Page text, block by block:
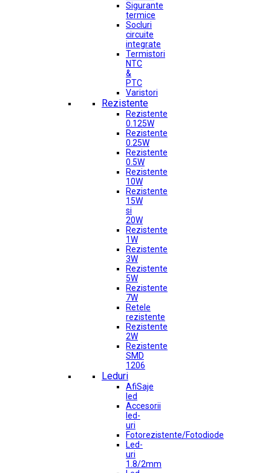
Sigurante
termice
Socluri
circuite
integrate
Termistori
NTC
&
PTC
Varistori
Rezistente
Rezistente
0.125W
Rezistente
0.25W
Rezistente
0.5W
Rezistente
10W
Rezistente
15W
si
20W
Rezistente
1W
Rezistente
3W
Rezistente
5W
Rezistente
7W
Retele
rezistente
Rezistente
2W
Rezistente
SMD
1206
Leduri
AfiSaje
led
Accesorii
led-
uri
Fotorezistente/Fotodiode
Led-
uri
1.8/2mm